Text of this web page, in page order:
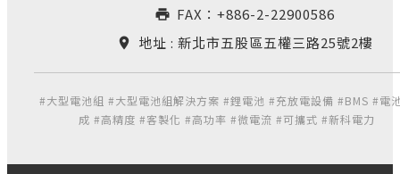
print FAX：+886-2-22900586
location_on 地址 : 新北市五股區五權三路25號2樓
#大型電池組 #大型電池組解決方案 #鋰電池 #充放電設備 #BMS #電
成 #高精度 #客製化 #高功率 #微電流 #可攜式 #新科電力